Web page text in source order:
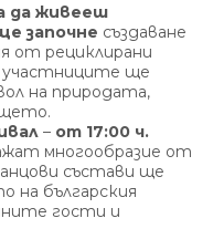
да живееш
започне създаване
от рециклирани
участниците ще
на природата,
– от 17:00 ч.
многообразие от
състави ще
българския
гости и